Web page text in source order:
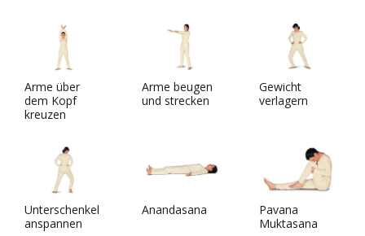
Arme über
dem Kopf
kreuzen
Arme beugen
und strecken
Gewicht
verlagern
Unterschenkel
anspannen
Anandasana
Pavana
Muktasana